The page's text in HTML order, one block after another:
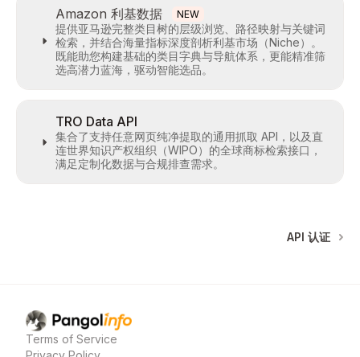
Amazon 利基数据 NEW
提供亚马逊完整类目树的层级浏览、路径映射与关键词
检索，并结合海量指标深度剖析利基市场（Niche）。
既能助您构建基础的类目字典与导航体系，更能精准筛
选高潜力蓝海，驱动智能选品。
TRO Data API
集合了支持任意网页纯净提取的通用抓取 API，以及直
连世界知识产权组织（WIPO）的全球商标检索接口，
满足定制化数据与合规排查需求。
API 认证
Pangolinfohome page
Terms of Service